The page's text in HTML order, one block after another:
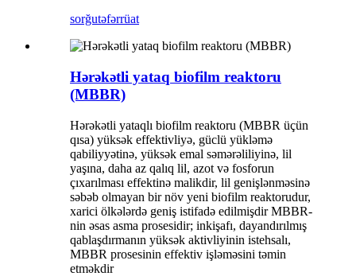
sorğutəfərrüat
Hərəkətli yataq biofilm reaktoru
(MBBR)
Hərəkətli yataqlı biofilm reaktoru (MBBR üçün
qısa) yüksək effektivliyə, güclü yükləmə
qabiliyyətinə, yüksək emal səmərəliliyinə, lil
yaşına, daha az qalıq lil, azot və fosforun
çıxarılması effektinə malikdir, lil genişlənməsinə
səbəb olmayan bir növ yeni biofilm reaktorudur,
xarici ölkələrdə geniş istifadə edilmişdir MBBR-
nin əsas asma prosesidir; inkişafı, dayandırılmış
qablaşdırmanın yüksək aktivliyinin istehsalı,
MBBR prosesinin effektiv işləməsini təmin
etməkdir